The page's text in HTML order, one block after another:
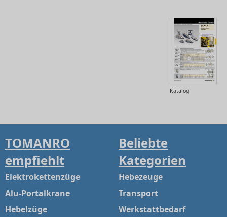
Katalog
TOMANRO
empfiehlt
Elektrokettenzüge
Alu-Portalkrane
Hebelzüge
Beliebte
Kategorien
Hebezeuge
Transport
Werkstattbedarf